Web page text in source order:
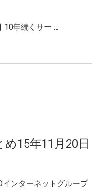
日 10年続くサー …
め15年11月20日
インターネットグループ‏